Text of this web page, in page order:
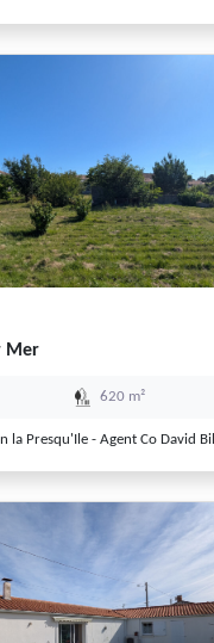
Mer
620 m²
la Presqu'Ile - Agent Co David